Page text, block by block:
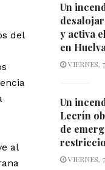
del
al
Un
y activa
en
VIERNES,
Un
Lecrín
de
VIERNES,